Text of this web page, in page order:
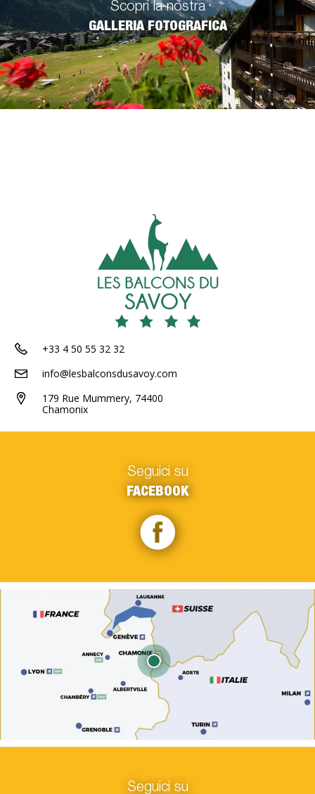
Scopri la nostra
GALLERIA FOTOGRAFICA
+33 4 50 55 32 32
info@lesbalconsdusavoy.com
179 Rue Mummery, 74400
Chamonix
Seguici su
FACEBOOK
Seguici su